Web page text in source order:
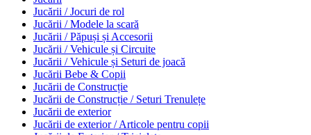
Jucării / Jocuri de rol
Jucării / Modele la scară
Jucării / Păpuși și Accesorii
Jucării / Vehicule și Circuite
Jucării / Vehicule și Seturi de joacă
Jucării Bebe & Copii
Jucării de Construcție
Jucării de Construcție / Seturi Trenulețe
Jucării de exterior
Jucării de exterior / Articole pentru copii